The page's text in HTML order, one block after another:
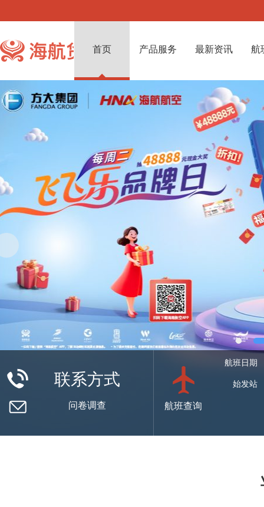
首页 产品服务 最新资讯 航
联系方式
问卷调查
海航
货运
热线
0898-65368172
工作时间：
8:30-17:30（
航班查询
航班日期
始发站